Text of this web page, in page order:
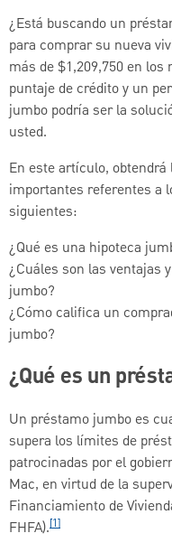
¿Está buscando un
para comprar su nueva
más de $1,209,750 en
puntaje de crédito y un
jumbo podría ser la
usted.
En este artículo,
importantes referentes a
siguientes:
¿Qué es una hipoteca
¿Cuáles son las ventajas
jumbo?
¿Cómo califica un
jumbo?
¿Qué es un
Un préstamo jumbo es
supera los límites de
patrocinadas por el
Mac, en virtud de la
Financiamiento de
FHFA).[1]